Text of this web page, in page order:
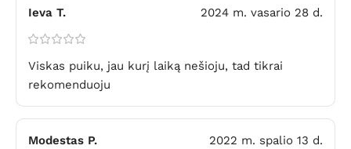
Ieva T. 2024 m. vasario 28 d.
Viskas puiku, jau kurį laiką nešioju, tad tikrai
rekomenduoju
Modestas P. 2022 m. spalio 13 d.